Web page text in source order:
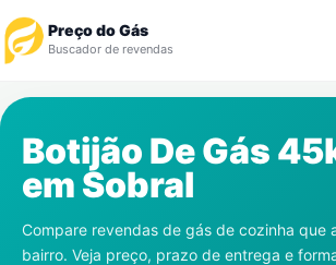
Preço do Gás
Buscador de revendas
Revendedor
Notícias
Botijão De Gás
em Sobral
Compare revendas de gás de cozinha que
bairro. Veja preço, prazo de entrega e